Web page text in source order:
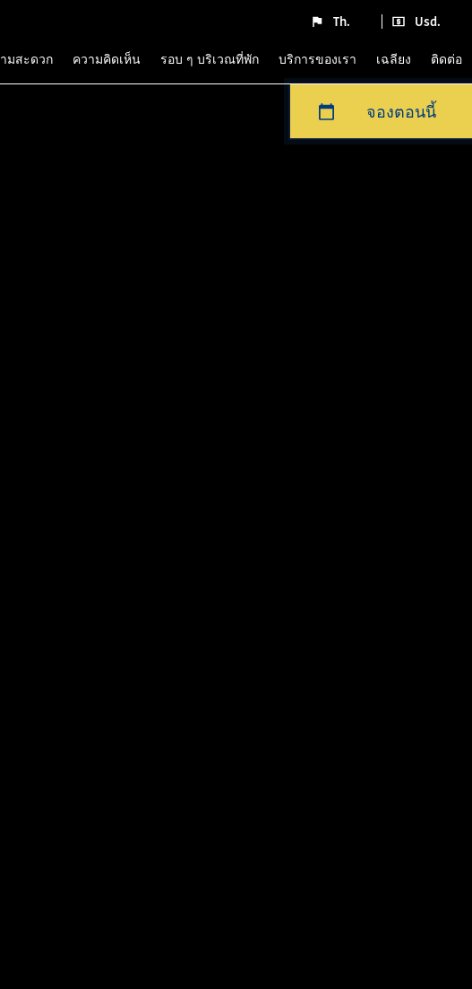
Th. Usd.
ามสะดวก ความคิดเห็น รอบ ๆ บริเวณที่พัก บริการของเรา เฉลียง ติดต่อ
จองตอนนี้